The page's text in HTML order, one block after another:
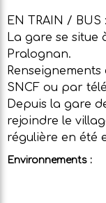
EN TRAIN / BUS :
La gare se situe
Pralognan.
SNCF ou par
Depuis la gare
rejoindre le
régulière en été
Environnements :